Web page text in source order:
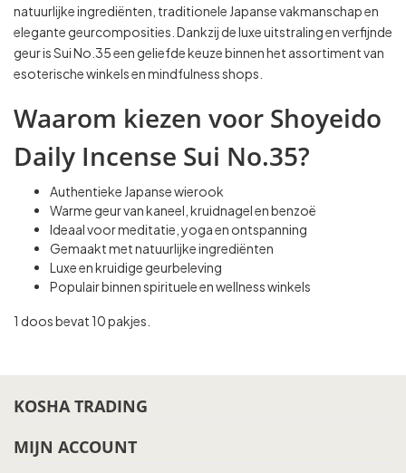
natuurlijke ingrediënten, traditionele Japanse vakmanschap en
elegante geurcomposities. Dankzij de luxe uitstraling en verfijnde
geur is Sui No.35 een geliefde keuze binnen het assortiment van
esoterische winkels en mindfulness shops.
Waarom kiezen voor Shoyeido
Daily Incense Sui No.35?
Authentieke Japanse wierook
Warme geur van kaneel, kruidnagel en benzoë
Ideaal voor meditatie, yoga en ontspanning
Gemaakt met natuurlijke ingrediënten
Luxe en kruidige geurbeleving
Populair binnen spirituele en wellness winkels
1 doos bevat 10 pakjes.
KOSHA TRADING
MIJN ACCOUNT